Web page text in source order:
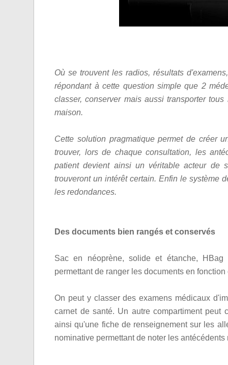
Où se trouvent les radios, résultats
répondant à cette question simple que 2
classer, conserver mais aussi transporter
maison.
Cette solution pragmatique permet de créer
trouver, lors de chaque consultation, les
patient devient ainsi un véritable acteur de
trouveront un intérêt certain. Enfin le système
les redondances.
Des documents bien rangés et conservés
Sac en néoprène, solide et étanche,
permettant de ranger les documents en
On peut y classer des examens médicaux
carnet de santé. Un autre compartiment peut
ainsi qu'une fiche de renseignement sur les
nominative permettant de noter les